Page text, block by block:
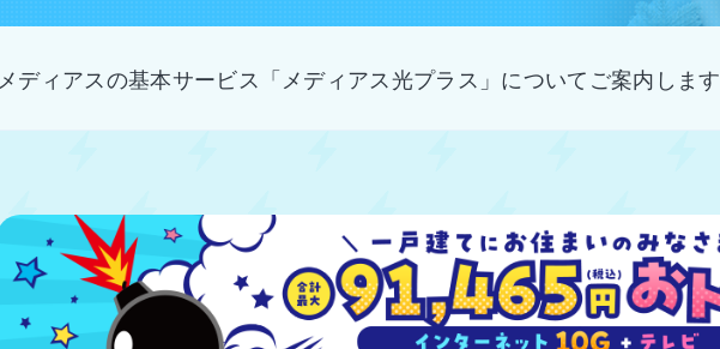
メディアスの基本サービス「メディアス光プラス」についてご案内します